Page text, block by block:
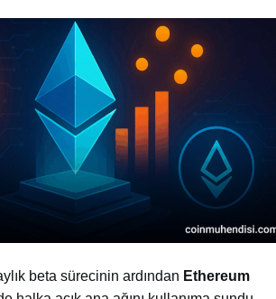
beta sürecinin ardından Ethereum